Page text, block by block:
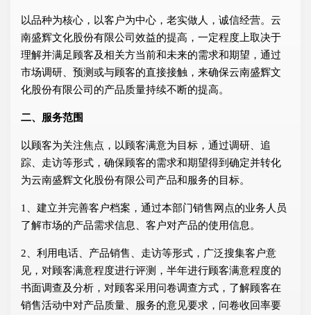
以品种为核心，以客户为中心，老实做人，诚信经营。云
南盛辉文化股份有限公司效益的提高，一定程度上取决于
理解并满足顾客及相关方当前和未来的需求和期望，通过
市场调研、预测或与顾客的直接接触，来确保云南盛辉文
化股份有限公司的产品质量持续不断的提高。
二、服务范围
以顾客为关注焦点，以顾客满意为目标，通过调研、追
踪、走访等形式，确保顾客的需求和期望得到确定并转化
为云南盛辉文化股份有限公司产品和服务的目标。
1、建立并完善客户档案，通过本部门销售网点的业务人员
了解市场的产品需求信息、客户对产品的使用信息。
2、利用电话、产品销售、走访等形式，广泛搜集客户意
见，对顾客满意程度进行评测，半年进行顾客满意程度的
书面调查及分析，对顾客采用问卷调查方式，了解顾客在
销售活动中对产品质量、服务的意见要求，问卷收回率要